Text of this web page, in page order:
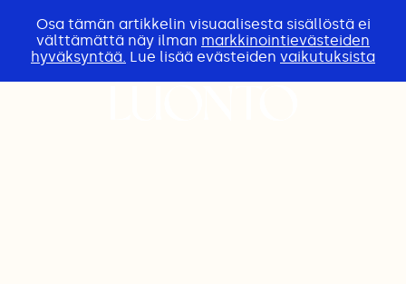
Osa tämän artikkelin visuaalisesta sisällöstä ei
välttämättä näy ilman markkinointievästeiden
hyväksyntää. Lue lisää evästeiden vaikutuksista